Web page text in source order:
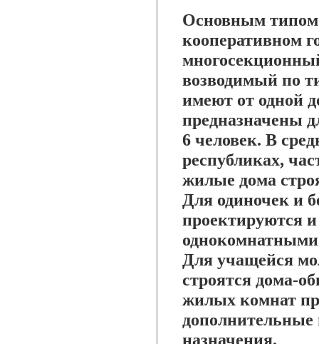
Основным типом
кооперативном
возводимый по
имеют от одной
предназначены
6 человек. В
республиках,
жилые дома
Для одиночек и
проектируются
Для учащейся
строятся дома-
жилых комнат
назначения.